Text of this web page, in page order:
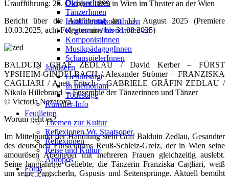
DirigentInnen
TänzerInnen
InstrumentalsolistInnen
Regisseure/Intendanten-etc
KomponistInnen
MusikpädagogInnen
SchauspielerInnen
Jubilaeen
Geburtstage
In memoriam
Todestage
Künstler-Info
Feuilleton
Themen zur Kultur
Reflexionen Wr. Staatsoper
Reflexionen
Reise und Kultur
Apropos
Fotos
Uraufführung: 25. Oktober 1899 in Wien im Theater an der Wien
Bericht über die Aufführung am 13. August 2025 (Premiere
10.03.2025, acht Folgetermine bis 31.08.2025)
BALDUIN GRAF ZEDLAU / David Kerber – FÜRST
YPSHEIM-GINDELBACH / Alexander Strömer – FRANZISKA
CAGLIARI / Anett Fritsch – GABRIELE GRÄFIN ZEDLAU /
Nikola Hillebrand – Ensemble der Tänzerinnen und Tänzer
© Victoria Nazarova
Worum geht es?
Im Mittelpunkt der Handlung steht Graf Balduin Zedlau, Gesandter
des deutschen Fürstentums Reuß-Schleiz-Greiz, der in Wien seine
amourösen Abenteuer mit mehreren Frauen gleichzeitig auslebt.
Seine langjährige Geliebte, die Tänzerin Franziska Cagliari, weiß
um seine Pantscherln, Gspusis und Seitensprünge. Aktuell bemüht